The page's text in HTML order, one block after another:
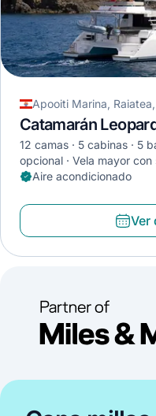
Apooiti Marina,
Catamarán
12 camas 5 cabinas 5
opcional
Vela mayor
Aire acondicionado
Ver